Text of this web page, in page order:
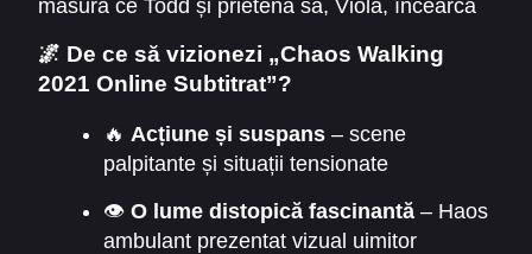
întunecate despre planeta sa natală și adevărul
despre Haosul ambulant care afectează
întreaga comunitate.
măsură ce Todd și prietena sa, Viola, încearcă
un ritm alert, plin de suspans și dileme morale.
🌌 De ce să vizionezi „Chaos Walking
2021 Online Subtitrat”?
🔥 Acțiune și suspans– scene
palpitante și situații tensionate
👁️ O lume distopică fascinantă– Haos
ambulant prezentat vizual uimitor